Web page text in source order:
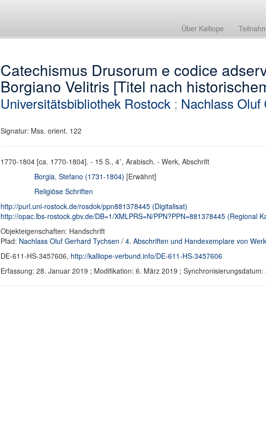
Über Kalliope
Catechismus Drusorum e codice
Borgiano Velitris [Titel nach
Universitätsbibliothek Rostock; Nachlass Oluf
Signatur: Mss. orient. 122
1770-1804 [ca. 1770-1804]. - 15 S., 4˚, Arabisch. - Werk, Abschrift
Borgia, Stefano (1731-1804) [Erwähnt]
Religiöse Schriften
http://purl.uni-rostock.de/rosdok/ppn881378445 (Digitalisat)
http://opac.lbs-rostock.gbv.de/DB=1/XMLPRS=N/PPN?PPN=881378445 (Regional
Objekteigenschaften: Handschrift
Pfad: Nachlass Oluf Gerhard Tychsen / 4. Abschriften und Handexemplare von
DE-611-HS-3457606, http://kalliope-verbund.info/DE-611-HS-3457606
Erfassung: 28. Januar 2019 ; Modifikation: 6. März 2019 ;